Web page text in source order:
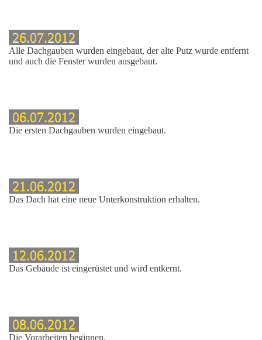
26.07.2012
Alle Dachgauben wurden eingebaut, der alte Putz wurde entfernt
und auch die Fenster wurden ausgebaut.
06.07.2012
Die ersten Dachgauben wurden eingebaut.
21.06.2012
Das Dach hat eine neue Unterkonstruktion erhalten.
12.06.2012
Das Gebäude ist eingerüstet und wird entkernt.
08.06.2012
Die Vorarbeiten beginnen.